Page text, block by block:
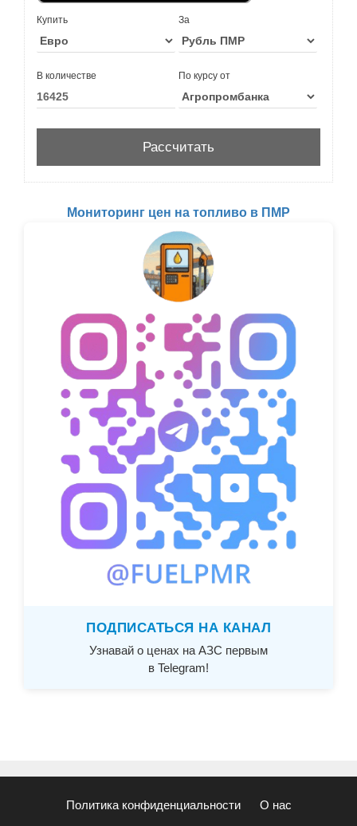
Купить За
В количестве По курсу от
Мониторинг цен на топливо в ПМР
ПОДПИСАТЬСЯ НА КАНАЛ
Узнавай о ценах на АЗС первым
в Telegram!
Политика конфиденциальности О нас